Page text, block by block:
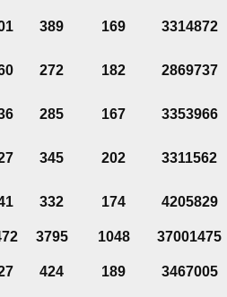
389 169 3314872
272 182 2869737
285 167 3353966
345 202 3311562
332 174 4205829
3795 1048
37001475
424 189 3467005